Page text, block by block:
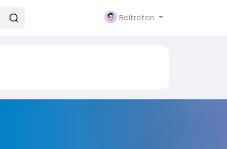
Beitreten